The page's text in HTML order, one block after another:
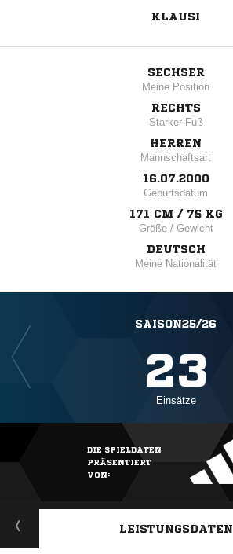
KLAUSI
SECHSER
Meine Position
RECHTS
Starker Fuß
HERREN
Mannschaftsart
16.07.2000
Geburtsdatum
171 CM / 75 KG
Größe / Gewicht
DEUTSCH
Meine Nationalität
SAISON25/26
23
Einsätze
DIE SPIELDATEN
PRÄSENTIERT
VON:
LEISTUNGSDATEN